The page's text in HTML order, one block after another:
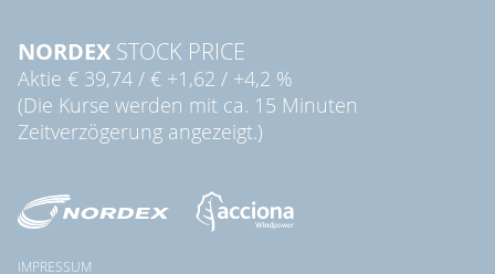
NORDEX STOCK PRICE
Aktie € 39,74 / € +1,62 / +4,2 %
(Die Kurse werden mit ca. 15 Minuten
Zeitverzögerung angezeigt.)
IMPRESSUM